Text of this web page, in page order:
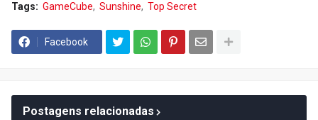
Tags: GameCube Sunshine Top Secret
Facebook
Postagens relacionadas